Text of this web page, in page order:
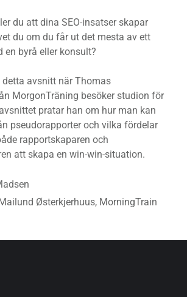
du att dina SEO-insatser skapar
du om du får ut det mesta av ett
en byrå eller konsult?
detta avsnitt när Thomas
MorgonTräning besöker studion för
pratar han om hur man kan
pseudorapporter och vilka fördelar
rapportskaparen och
att skapa en win-win-situation.
Østerkjerhuus, MorningTrain